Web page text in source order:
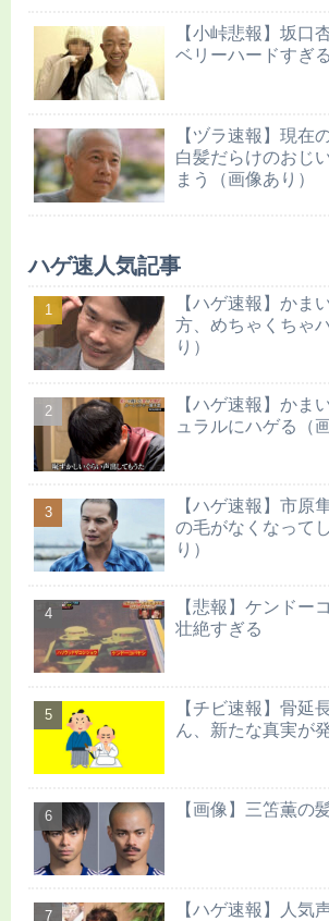
【小峠悲報】坂口
ベリーハードすぎる
【ヅラ速報】現在
白髪だらけのおじ
まう（画像あり）
ハゲ速人気記事
【ハゲ速報】かま
方、めちゃくちゃ
り）
【ハゲ速報】かま
ュラルにハゲる（
【ハゲ速報】市原
の毛がなくなって
り）
【悲報】ケンドー
壮絶すぎる
【チビ速報】骨延
ん、新たな真実が
【画像】三笘薫の
【ハゲ速報】人気